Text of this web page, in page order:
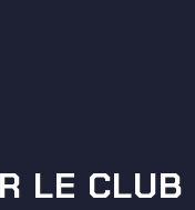
LE CLUB